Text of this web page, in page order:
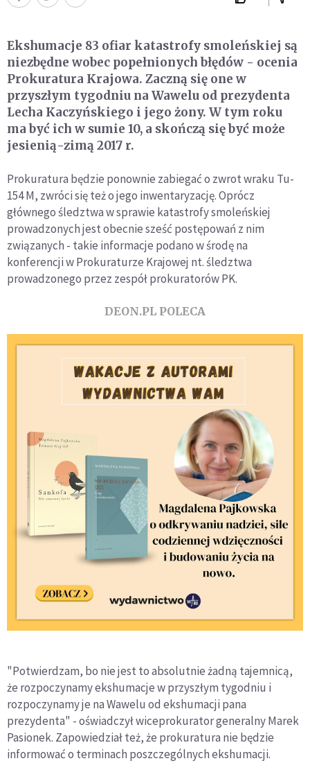
Ekshumacje 83 ofiar katastrofy smoleńskiej są
niezbędne wobec popełnionych błędów - ocenia
Prokuratura Krajowa. Zaczną się one w
przyszłym tygodniu na Wawelu od prezydenta
Lecha Kaczyńskiego i jego żony. W tym roku
ma być ich w sumie 10, a skończą się być może
jesienią-zimą 2017 r.
Prokuratura będzie ponownie zabiegać o zwrot wraku Tu-
154 M, zwróci się też o jego inwentaryzację. Oprócz
głównego śledztwa w sprawie katastrofy smoleńskiej
prowadzonych jest obecnie sześć postępowań z nim
związanych - takie informacje podano w środę na
konferencji w Prokuraturze Krajowej nt. śledztwa
prowadzonego przez zespół prokuratorów PK.
DEON.PL POLECA
"Potwierdzam, bo nie jest to absolutnie żadną tajemnicą,
że rozpoczynamy ekshumacje w przyszłym tygodniu i
rozpoczynamy je na Wawelu od ekshumacji pana
prezydenta" - oświadczył wiceprokurator generalny Marek
Pasionek. Zapowiedział też, że prokuratura nie będzie
informować o terminach poszczególnych ekshumacji.